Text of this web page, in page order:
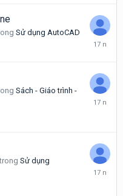
Sử dụng AutoCAD
Tháng
2009
Sách - Giáo trình -
Tháng
trong Sử dụng
Tháng